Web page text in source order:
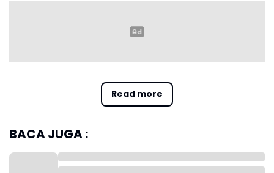
Read more
Lintas Jawa juga turut mendukung menyosialisasikan Pemilu
2024. Informasi yang dimunculkan melalui videotron itu,
BACA JUGA :